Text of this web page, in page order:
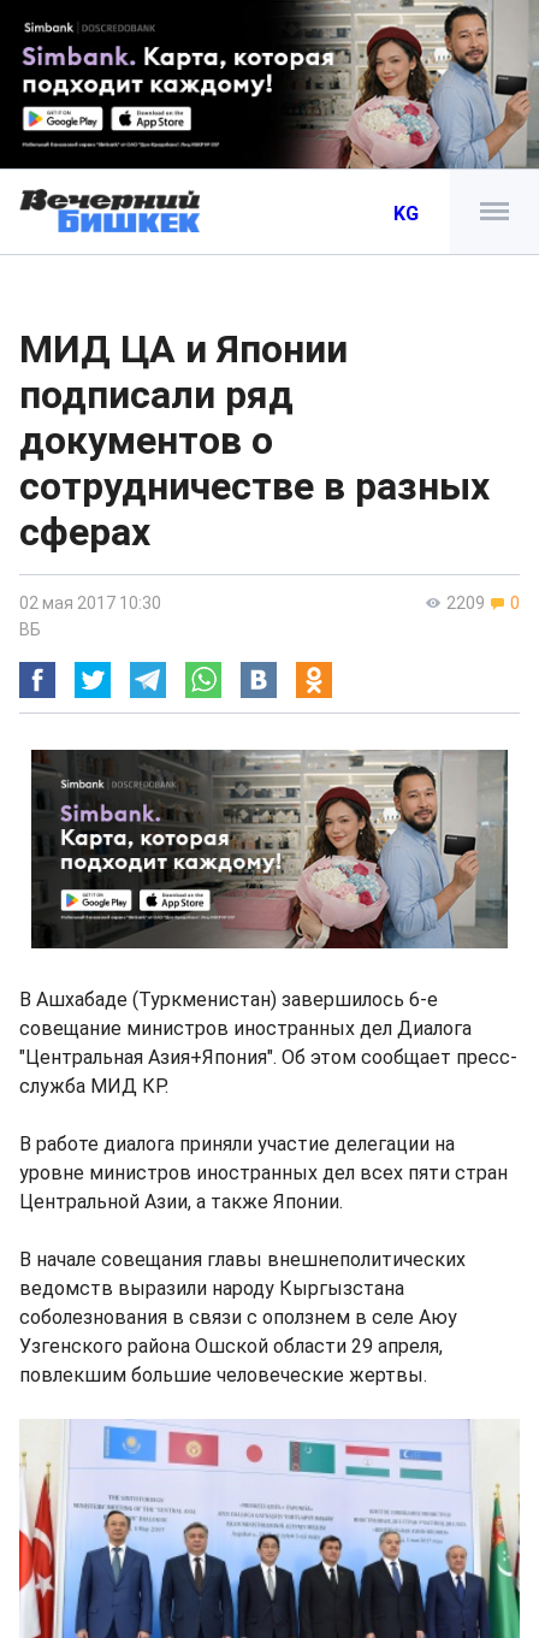
KG
МИД ЦА и Японии
подписали ряд
документов о
сотрудничестве в разных
сферах
2209 0
02 мая 2017 10:30
ВБ
В Ашхабаде (Туркменистан) завершилось 6-е
совещание министров иностранных дел Диалога
"Центральная Азия+Япония". Об этом сообщает пресс-
служба МИД КР.
В работе диалога приняли участие делегации на
уровне министров иностранных дел всех пяти стран
Центральной Азии, а также Японии.
В начале совещания главы внешнеполитических
ведомств выразили народу Кыргызстана
соболезнования в связи с оползнем в селе Аюу
Узгенского района Ошской области 29 апреля,
повлекшим большие человеческие жертвы.